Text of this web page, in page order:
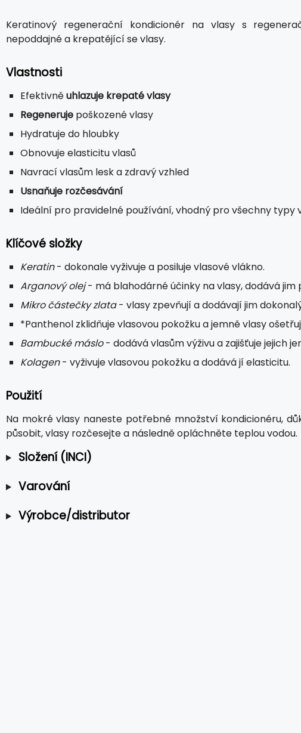
Keratinový regenerační kondicionér na vlasy s
nepoddajné a krepatějící se vlasy.
Vlastnosti
Efektivněuhlazuje krepaté vlasy
Regeneruje poškozené vlasy
Hydratuje do hloubky
Obnovuje elasticitu vlasů
Navrací vlasům lesk a zdravý vzhled
Usnaňuje rozčesávání
Ideální pro pravidelné používání, vhodný pro všechny typy
Klíčové složky
Keratin- dokonale vyživuje a posiluje vlasové vlákno.
Arganový olej- má blahodárné účinky na vlasy, dodává jim
Mikro částečky zlata- vlasy zpevňují a dodávají jim
*Panthenol zklidňuje vlasovou pokožku a jemně vlasy
Bambucké máslo- dodává vlasům výživu a zajišťuje jejich
Kolagen- vyživuje vlasovou pokožku a dodává jí elasticitu.
Použití
Na mokré vlasy naneste potřebné množství kondicionéru,
působit, vlasy rozčesejte a následně opláchněte teplou vodou.
Složení (INCI)
Varování
Výrobce/distributor